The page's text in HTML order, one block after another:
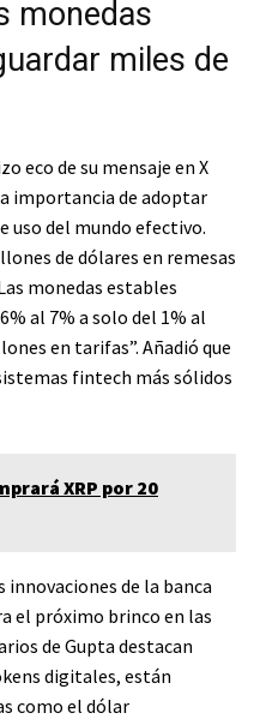
monedas
miles de
eco de su mensaje en X
importancia de adoptar
uso del mundo efectivo.
de dólares en remesas
monedas estables
al 7% a solo del 1% al
en tarifas”. Añadió que
fintech más sólidos
XRP por 20
innovaciones de la banca
el próximo brinco en las
de Gupta destacan
digitales, están
como el dólar